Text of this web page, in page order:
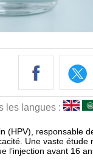
les langues :
(HPV), responsable
Une vaste
l’injection avant 16